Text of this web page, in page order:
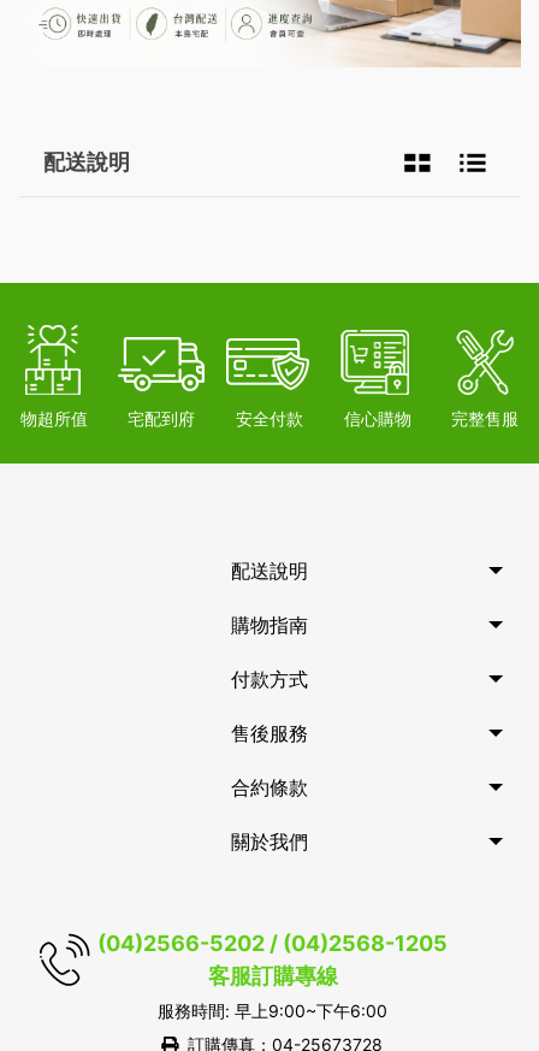
配送說明
物超所值 宅配到府 安全付款 信心購物 完整售服
配送說明
購物指南
付款方式
售後服務
合約條款
關於我們
(04)2566-5202 / (04)2568-1205
客服訂購專線
服務時間: 早上9:00~下午6:00
訂購傳真：04-25673728